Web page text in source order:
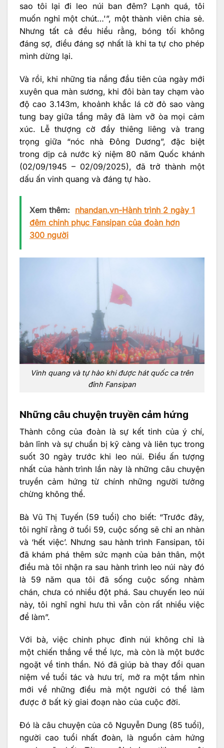
sao tôi lại đi leo núi ban đêm? Lạnh quá, tôi
muốn nghỉ một chút…'”, một thành viên chia sẻ.
Nhưng tất cả đều hiểu rằng, bóng tối không
đáng sợ, điều đáng sợ nhất là khi ta tự cho phép
mình dừng lại.
Và rồi, khi những tia nắng đầu tiên của ngày mới
xuyên qua màn sương, khi đôi bàn tay chạm vào
độ cao 3.143m, khoảnh khắc lá cờ đỏ sao vàng
tung bay giữa tầng mây đã làm vỡ òa mọi cảm
xúc. Lễ thượng cờ đầy thiêng liêng và trang
trọng giữa “nóc nhà Đông Dương”, đặc biệt
trong dịp cả nước kỷ niệm 80 năm Quốc khánh
(02/09/1945 – 02/09/2025), đã trở thành một
dấu ấn vinh quang và đáng tự hào.
Xem thêm: nhandan.vn-Hành trình 2 ngày 1
đêm chinh phục Fansipan của đoàn hơn
300 người
Vinh quang và tự hào khi được hát quốc ca trên
đỉnh Fansipan
Những câu chuyện truyền cảm hứng
Thành công của đoàn là sự kết tinh của ý chí,
bản lĩnh và sự chuẩn bị kỹ càng và liên tục trong
suốt 30 ngày trước khi leo núi. Điều ấn tượng
nhất của hành trình lần này là những câu chuyện
truyền cảm hứng từ chính những người tưởng
chừng không thể.
Bà Vũ Thị Tuyến (59 tuổi) cho biết: “Trước đây,
tôi nghĩ rằng ở tuổi 59, cuộc sống sẽ chỉ an nhàn
và ‘hết việc’. Nhưng sau hành trình Fansipan, tôi
đã khám phá thêm sức mạnh của bản thân, một
điều mà tôi nhận ra sau hành trình leo núi này đó
là 59 năm qua tôi đã sống cuộc sống nhàm
chán, chưa có nhiều đột phá. Sau chuyến leo núi
này, tôi nghĩ nghỉ hưu thì vẫn còn rất nhiều việc
để làm”.
Với bà, việc chinh phục đỉnh núi không chỉ là
một chiến thắng về thể lực, mà còn là một bước
ngoặt về tinh thần. Nó đã giúp bà thay đổi quan
niệm về tuổi tác và hưu trí, mở ra một tầm nhìn
mới về những điều mà một người có thể làm
được ở bất kỳ giai đoạn nào của cuộc đời.
Đó là câu chuyện của cô Nguyễn Dung (85 tuổi),
người cao tuổi nhất đoàn, là nguồn cảm hứng